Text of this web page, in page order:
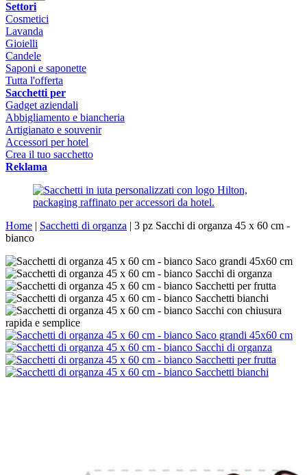
Settori
Cosmetici
Lavanda
Gioielli
Candele
Saponi e saponette
Tutta l'offerta
Sacchetti per
Gadget aziendali
Abbigliamento e biancheria
Artigianato e souvenir
Accessori per hotel
Crea il tuo sacchetto
Reklama
Home | Sacchetti di organza | 3 pz Sacchi di organza 45 x 60 cm -
bianco